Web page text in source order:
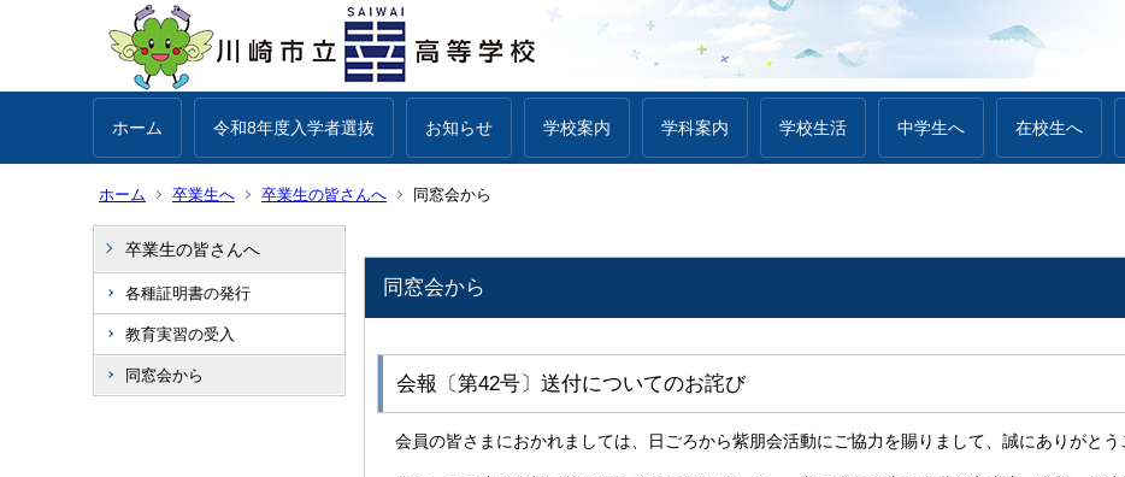
ホーム 令和8年度入学者選抜 お知らせ 学校案内 学科案内 学校生活 中学生へ 在校生へ
ホーム 卒業生へ 卒業生の皆さんへ 同窓会から
卒業生の皆さんへ
各種証明書の発行
教育実習の受入
同窓会から
同窓会から
会報〔第42号〕送付についてのお詫び
会員の皆さまにおかれましては、日ごろから紫朋会活動にご協力を賜りまして、誠にありがとう